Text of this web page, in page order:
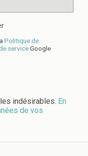
Politique de
serviceGoogle
indésirables. En
de vos